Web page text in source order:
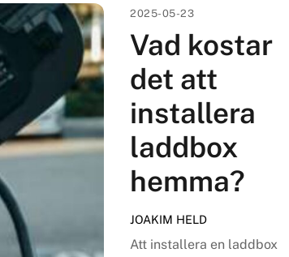
2025-05-23
Vad kostar
det att
installera
laddbox
hemma?
JOAKIM HELD
Att installera en laddbox